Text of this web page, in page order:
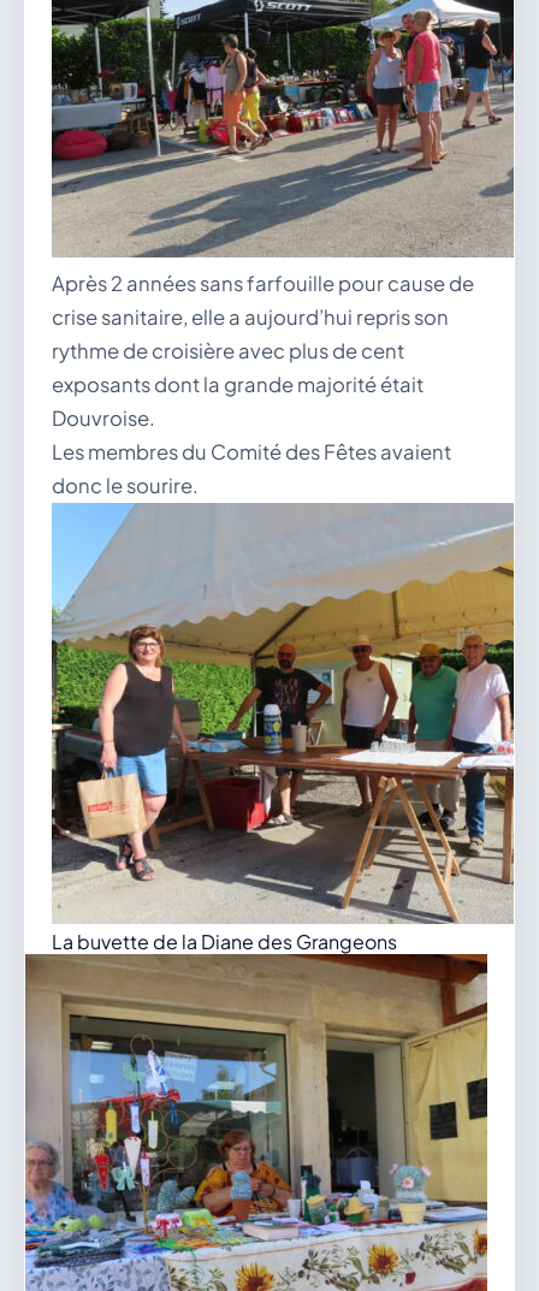
Après 2 années sans farfouille pour cause de
crise sanitaire, elle a aujourd’hui repris son
rythme de croisière avec plus de cent
exposants dont la grande majorité était
Douvroise.
Les membres du Comité des Fêtes avaient
donc le sourire.
La buvette de la Diane des Grangeons